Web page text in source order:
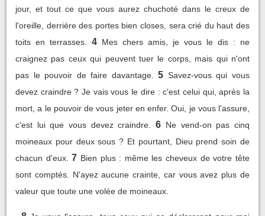
jour, et tout ce que vous aurez chuchoté dans le creux de
l'oreille, derrière des portes bien closes, sera crié du haut des
toits en terrasses.
4 Mes chers amis, je vous le dis : ne
craignez pas ceux qui peuvent tuer le corps, mais qui n'ont
pas le pouvoir de faire davantage.
5 Savez-vous qui vous
devez craindre ? Je vais vous le dire : c'est celui qui, après la
mort, a le pouvoir de vous jeter en enfer. Oui, je vous l'assure,
c'est lui que vous devez craindre.
6 Ne vend-on pas cinq
moineaux pour deux sous ? Et pourtant, Dieu prend soin de
chacun d'eux. 7 Bien plus : même les cheveux de votre tête
sont comptés. N'ayez aucune crainte, car vous avez plus de
valeur que toute une volée de moineaux.